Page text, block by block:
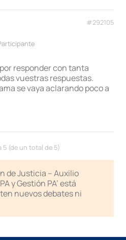
#292105
responder con tanta
vuestras respuestas.
se vaya aclarando poco a
5 (de un total de 5)
de Justicia – Auxilio
y Gestión PA’ está
nuevos debates ni